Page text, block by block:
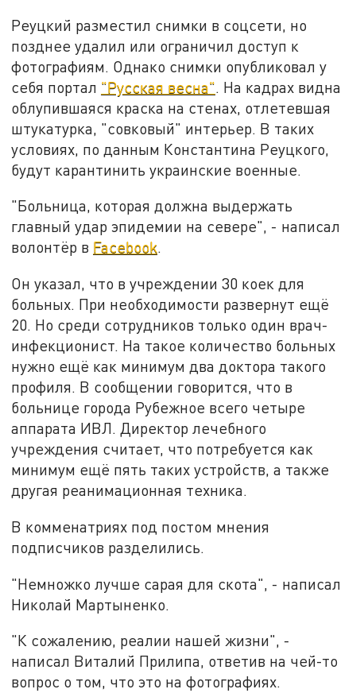
Реуцкий разместил снимки в соцсети, но
позднее удалил или ограничил доступ к
фотографиям. Однако снимки опубликовал у
себя портал "Русская весна". На кадрах видна
облупившаяся краска на стенах, отлетевшая
штукатурка, "совковый" интерьер. В таких
условиях, по данным Константина Реуцкого,
будут карантинить украинские военные.
"Больница, которая должна выдержать
главный удар эпидемии на севере", - написал
волонтёр в Facebook.
Он указал, что в учреждении 30 коек для
больных. При необходимости развернут ещё
20. Но среди сотрудников только один врач-
инфекционист. На такое количество больных
нужно ещё как минимум два доктора такого
профиля. В сообщении говорится, что в
больнице города Рубежное всего четыре
аппарата ИВЛ. Директор лечебного
учреждения считает, что потребуется как
минимум ещё пять таких устройств, а также
другая реанимационная техника.
В комменатриях под постом мнения
подписчиков разделились.
"Немножко лучше сарая для скота", - написал
Николай Мартыненко.
"К сожалению, реалии нашей жизни", -
написал Виталий Прилипа, ответив на чей-то
вопрос о том, что это на фотографиях.